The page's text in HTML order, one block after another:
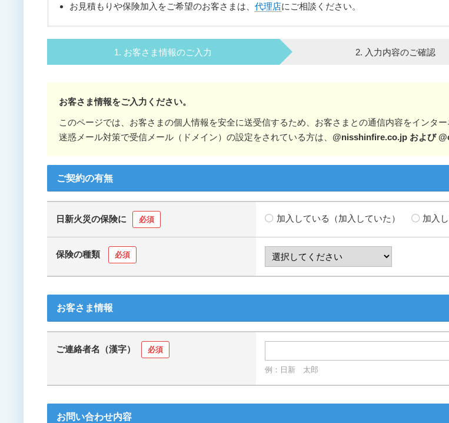
お見積もりや保険加入をご希望のお客さまは、 代理店にご相談ください。
1. お客さま情報のご入力 2. 入力内容のご確認
お客さま情報をご入力ください。
このページでは、お客さまの個人情報を安全に送受信するため、お客さまとの通信内容をインタ
迷惑メール対策で受信メール（ドメイン）の設定をされている方は、 @nisshinfire.co.jp および
ご契約の有無
日新火災の保険に 必須 加入している（加入していた） 加入
保険の種類 必須
お客さま情報
ご連絡者名（漢字） 必須
例：日新 太郎
お問い合わせ内容